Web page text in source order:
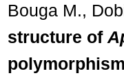
Bouga M.,
structure of